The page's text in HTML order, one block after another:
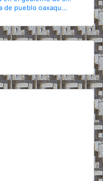
de pueblo oaxaqu...